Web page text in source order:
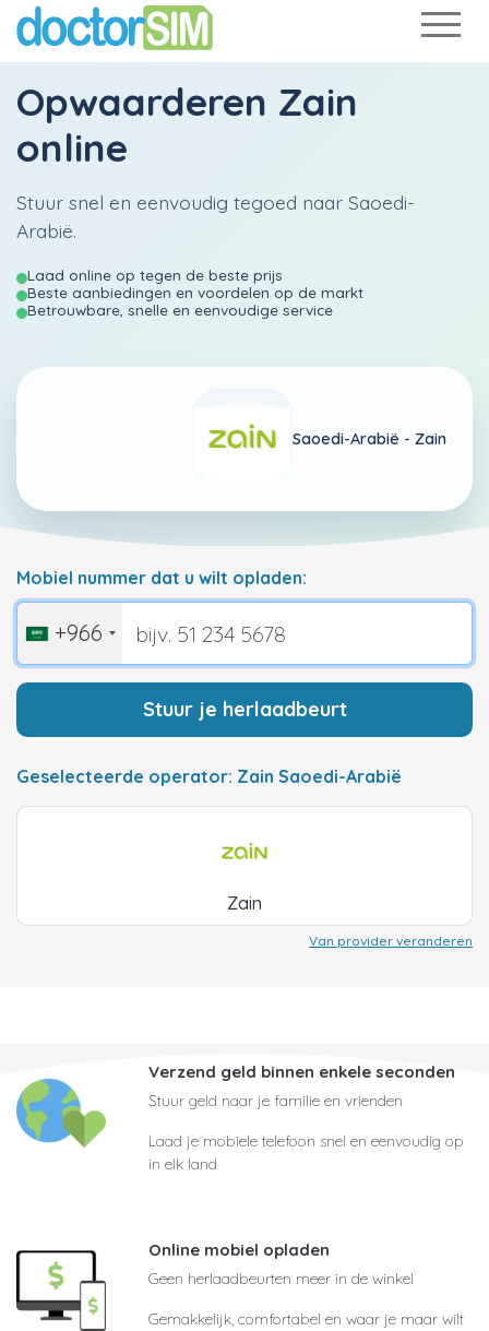
Opwaarderen Zain
online
Stuur snel en eenvoudig tegoed naar Saoedi-
Arabië.
Laad online op tegen de beste prijs
Beste aanbiedingen en voordelen op de markt
Betrouwbare, snelle en eenvoudige service
Saoedi-Arabië - Zain
Mobiel nummer dat u wilt opladen:
+966
Stuur je herlaadbeurt
Geselecteerde operator: Zain Saoedi-Arabië
Zain
Van provider veranderen
Verzend geld binnen enkele seconden
Stuur geld naar je familie en vrienden
Laad je mobiele telefoon snel en eenvoudig op
in elk land
Online mobiel opladen
Geen herlaadbeurten meer in de winkel
Gemakkelijk, comfortabel en waar je maar wilt